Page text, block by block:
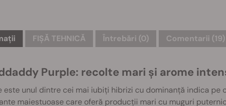
FIȘĂ TEHNICĂ Întrebări (0) Comentarii (19)
Purple: recolte mari și arome
este unul dintre cei mai iubiți hibrizi cu dominanță indica pe
maiestuoase care oferă producții mari cu muguri